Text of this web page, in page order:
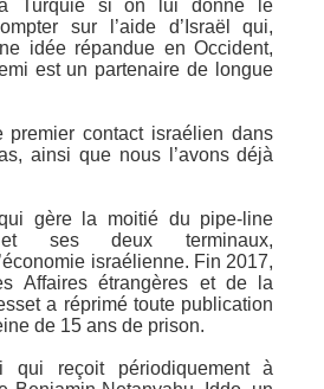
la Turquie si on lui donne le
sur l’aide d’Israël qui,
idée répandue en Occident,
est un partenaire de longue
premier contact israélien dans
ainsi que nous l’avons déjà
gère la moitié du pipe-line
et ses deux terminaux,
israélienne. Fin 2017,
Affaires étrangères et de la
a réprimé toute publication
de 15 ans de prison.
qui reçoit périodiquement à